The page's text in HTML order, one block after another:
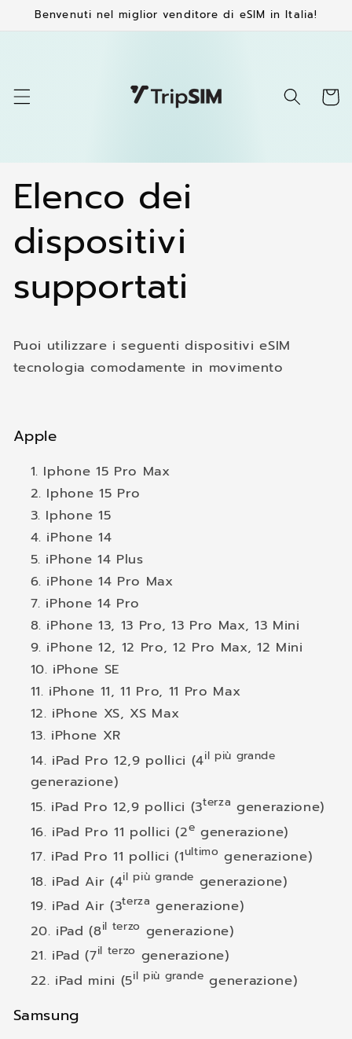
direttamente
Benvenuti nel miglior venditore di eSIM in Italia!
Elenco dei
dispositivi
supportati
Puoi utilizzare i seguenti dispositivi eSIM
tecnologia comodamente in movimento
Apple
Iphone 15 Pro Max
Iphone 15 Pro
Iphone 15
iPhone 14
iPhone 14 Plus
iPhone 14 Pro Max
iPhone 14 Pro
iPhone 13, 13 Pro, 13 Pro Max, 13 Mini
iPhone 12, 12 Pro, 12 Pro Max, 12 Mini
iPhone SE
iPhone 11, 11 Pro, 11 Pro Max
iPhone XS, XS Max
iPhone XR
iPad Pro 12,9 pollici (4il più grande
generazione)
iPad Pro 12,9 pollici (3terza generazione)
iPad Pro 11 pollici (2e generazione)
iPad Pro 11 pollici (1ultimo generazione)
iPad Air (4il più grande generazione)
iPad Air (3terza generazione)
iPad (8il terzo generazione)
iPad (7il terzo generazione)
iPad mini (5il più grande generazione)
Samsung